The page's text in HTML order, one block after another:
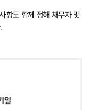
항도 함께 정해 채무자 및
일